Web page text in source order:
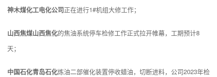
神木煤化工电化公司正在进行1#机组大修工作；
山西焦煤山西焦化的焦油系统停车检修工作正式拉开帷幕，工期预计8
天；
中国石化青岛石化炼油二部催化装置停收蜡油，切断进料，公司2023年检